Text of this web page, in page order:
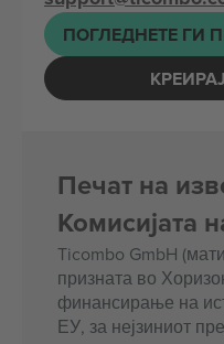
ПОГЛЕДНЕТЕ ГИ
Печат на
Комисијата
Ticombo GmbH
призната во
финансирање на
ЕУ, за нејзиниот